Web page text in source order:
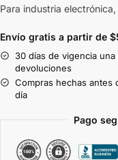
Para industria
Envío gratis a partir de
30 días de vigencia
devoluciones
Compras hechas antes
día
Pago